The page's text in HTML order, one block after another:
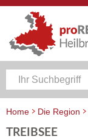
Home Die Region
TREIBSEE